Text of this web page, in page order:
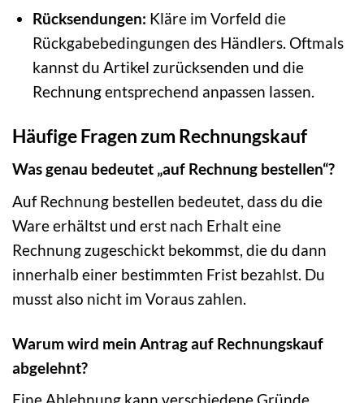
Rücksendungen: Kläre im Vorfeld die
Rückgabebedingungen des Händlers. Oftmals
kannst du Artikel zurücksenden und die
Rechnung entsprechend anpassen lassen.
Häufige Fragen zum Rechnungskauf
Was genau bedeutet „auf Rechnung bestellen“?
Auf Rechnung bestellen bedeutet, dass du die
Ware erhältst und erst nach Erhalt eine
Rechnung zugeschickt bekommst, die du dann
innerhalb einer bestimmten Frist bezahlst. Du
musst also nicht im Voraus zahlen.
Warum wird mein Antrag auf Rechnungskauf
abgelehnt?